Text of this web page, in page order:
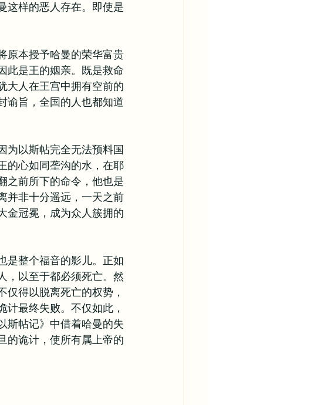
这样的恶人存在。即使是
原本授予哈曼的荣华富贵
此是王的姻亲。既是救命
大人在王宫中拥有空前的
谕旨，全国的人也都知道
为以斯帖完全无法预料国
的心如同垄沟的水，在耶
之前所下的命令，他也是
并非十分遥远，一天之前
金冠冕，成为众人簇拥的
是整个福音的影儿。正如
，以至于都必须死亡。然
仅得以脱离死亡的权势，
最终失败。不仅如此，
斯帖记》中借着哈曼的失
的诡计，使所有属上帝的